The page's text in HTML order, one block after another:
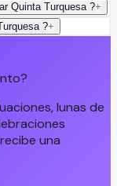
Quinta Turquesa ?+
?+
lunas de
una